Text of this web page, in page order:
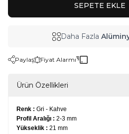
SEPETE EKLE
Daha Fazla
Paylaş Fiyat Alarmı
Ürün Özellikleri
Renk : Gri - Kahve
Profil Aralığı : 2-3 mm
Yükseklik : 21 mm